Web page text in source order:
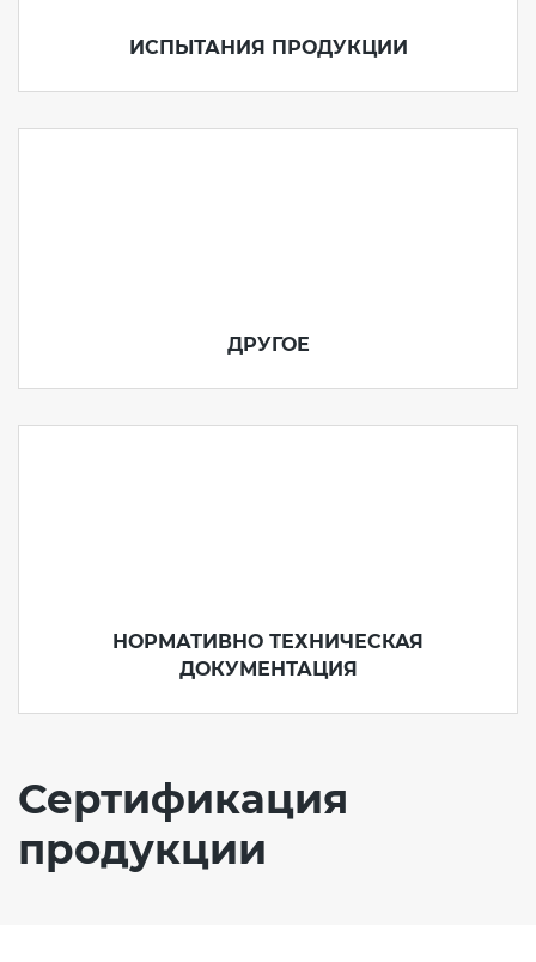
ИСПЫТАНИЯ ПРОДУКЦИИ
ДРУГОЕ
НОРМАТИВНО ТЕХНИЧЕСКАЯ
ДОКУМЕНТАЦИЯ
Сертификация
продукции